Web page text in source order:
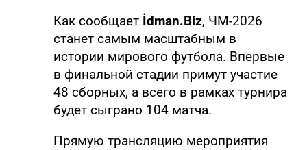
Как сообщает İdman.Biz, ЧМ-2026
станет самым масштабным в
истории мирового футбола. Впервые
в финальной стадии примут участие
48 сборных, а всего в рамках турнира
будет сыграно 104 матча.
Прямую трансляцию мероприятия